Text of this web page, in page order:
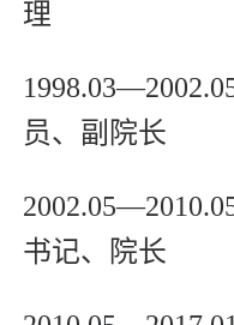
理
员、副院长
书记、院长